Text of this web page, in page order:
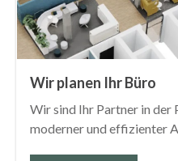
Wir planen Ihr Büro
Wir sind Ihr Partner in der
moderner und effizienter